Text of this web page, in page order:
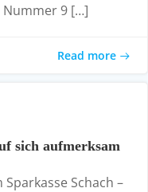
Nummer 9 […]
Read more
sich aufmerksam
Schach –